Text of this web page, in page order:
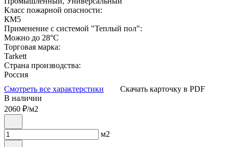
Класс пожарной опасности:
КМ5
Применение с системой "Теплый пол":
Можно до 28°С
Торговая марка:
Tarkett
Страна производства:
Россия
Смотреть все характерстики
Скачать карточку в PDF
В наличии
2060 ₽/м2
м2